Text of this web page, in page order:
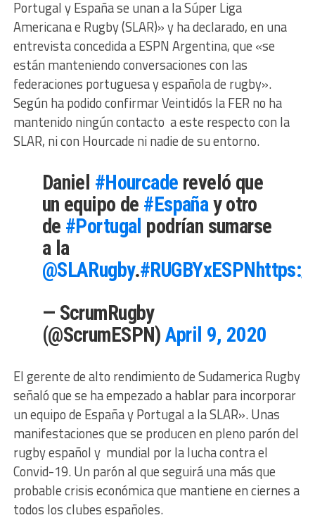
Portugal y España se unan a la Súper Liga
Americana e Rugby (SLAR)» y ha declarado, en una
entrevista concedida a ESPN Argentina, que «se
están manteniendo conversaciones con las
federaciones portuguesa y española de rugby».
Según ha podido confirmar Veintidós la FER no ha
mantenido ningún contacto a este respecto con la
SLAR, ni con Hourcade ni nadie de su entorno.
Daniel #Hourcade reveló que
un equipo de #Españay otro
de #Portugal podrían sumarse
a la
@SLARugby.#RUGBYxESPN
— ScrumRugby
(@ScrumESPN)April 9, 2020
El gerente de alto rendimiento de Sudamerica Rugby
señaló que se ha empezado a hablar para incorporar
un equipo de España y Portugal a la SLAR»​. Unas
manifestaciones que se producen en pleno parón del
rugby español y mundial por la lucha contra el
Convid-19. Un parón al que seguirá una más que
probable crisis económica que mantiene en ciernes a
todos los clubes españoles.